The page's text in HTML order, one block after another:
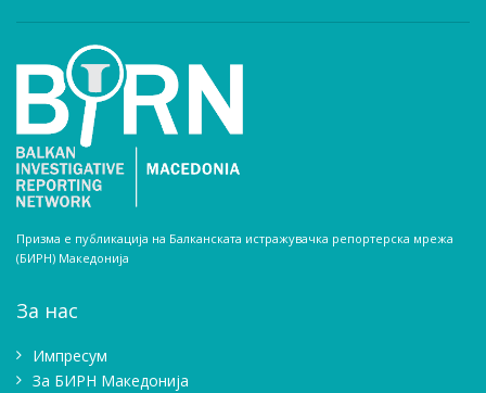
Призма е публикација на Балканската истражувачка репортерска мрежа
(БИРН) Македонија
За нас
Импресум
Зa БИРН Македонија